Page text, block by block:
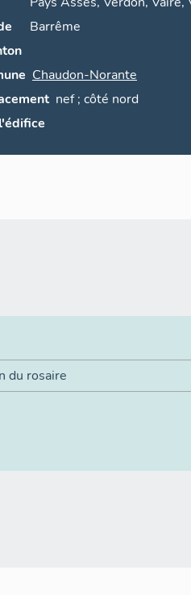
Barrême
Chaudon-Norante
nef ; côté nord
du rosaire